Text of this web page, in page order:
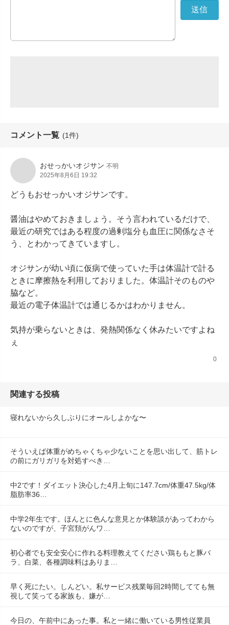
コメント一覧 (1件)
おせっかいオジサン 不明
2025年8月6日 19:32
どうもおせっかいオジサンです。
醤油はやめておきましょう。そう言われているだけで、
最近の研究ではある程度の過剰塩分も血圧に関係なさそ
う、とわかってきていますし。
オジサンが幼い頃に仮病で使っていた手は体温計で計る
ときに摩擦熱を利用しておりました。体温計そのものや
脇など。
最近の電子体温計では通じるかはわかりません。
気持が乗らないときは、発熱関係なく休みたいですよね
ぇ
0
関連する投稿
寝れないから久しぶりにオールしよかな〜
そういえば体重がめちゃくちゃ少ないことを思い出して、筋トレ
の前にガリガリを対処すべき…
中2です！ダイエット決心した4月上旬に147.7cm/体重47.5kg/体
脂肪率36…
中学2年生です。ほんとに色んな意見とか体験談があってわから
ないのですが、子宮頚がんワ…
初心者でも安全安心に作れる料理教えてください鶏ももと豚バ
ラ、白菜、各種調味料はありま…
早く死にたい。しんどい。私サービス残業毎回2時間してても無
視して笑ってる家族も、嫌が…
今日の、午前中にあった事。私と一緒に働いている男性従業員